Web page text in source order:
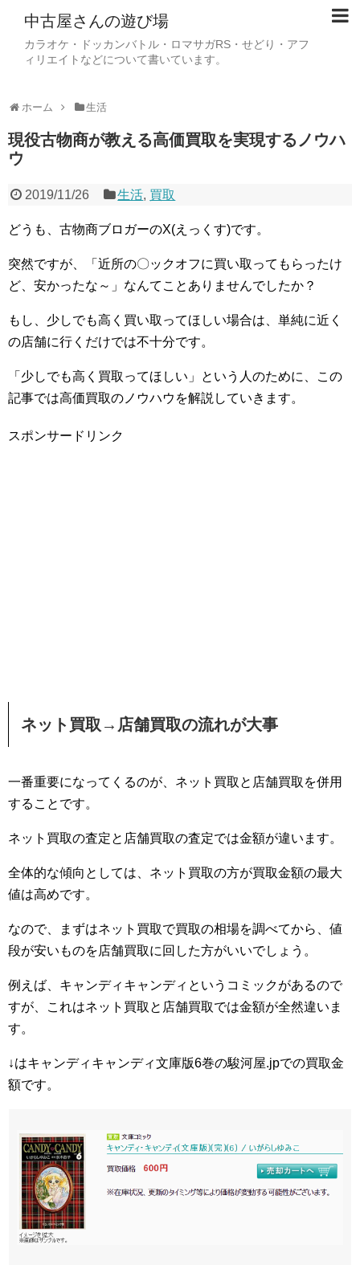
中古屋さんの遊び場
カラオケ・ドッカンバトル・ロマサガRS・せどり・アフ
ィリエイトなどについて書いています。
ホーム 生活
現役古物商が教える高価買取を実現するノウハ
ウ
2019/11/26 生活, 買取
どうも、古物商ブロガーのX(えっくす)です。
突然ですが、「近所の〇ックオフに買い取ってもらったけ
ど、安かったな～」なんてことありませんでしたか？
もし、少しでも高く買い取ってほしい場合は、単純に近く
の店舗に行くだけでは不十分です。
「少しでも高く買取ってほしい」という人のために、この
記事では高価買取のノウハウを解説していきます。
スポンサードリンク
ネット買取→店舗買取の流れが大事
一番重要になってくるのが、ネット買取と店舗買取を併用
することです。
ネット買取の査定と店舗買取の査定では金額が違います。
全体的な傾向としては、ネット買取の方が買取金額の最大
値は高めです。
なので、まずはネット買取で買取の相場を調べてから、値
段が安いものを店舗買取に回した方がいいでしょう。
例えば、キャンディキャンディというコミックがあるので
すが、これはネット買取と店舗買取では金額が全然違いま
す。
↓はキャンディキャンディ文庫版6巻の駿河屋.jpでの買取金
額です。